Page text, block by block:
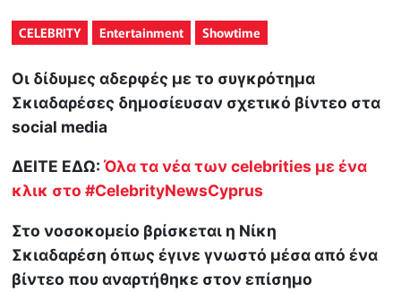
CELEBRITY Entertainment Showtime
Οι δίδυμες αδερφές με το συγκρότημα
Σκιαδαρέσες δημοσίευσαν σχετικό βίντεο στα
social media
ΔΕΙΤΕ ΕΔΩ:Όλα τα νέα των celebrities με ένα
κλικ στο #CelebrityNewsCyprus
Στο νοσοκομείο βρίσκεται η Νίκη
Σκιαδαρέση όπως έγινε γνωστό μέσα από ένα
βίντεο που αναρτήθηκε στον επίσημο